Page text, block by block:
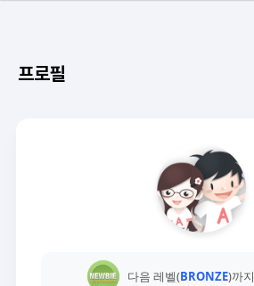
프로필
다음 레벨(BRONZE)까지